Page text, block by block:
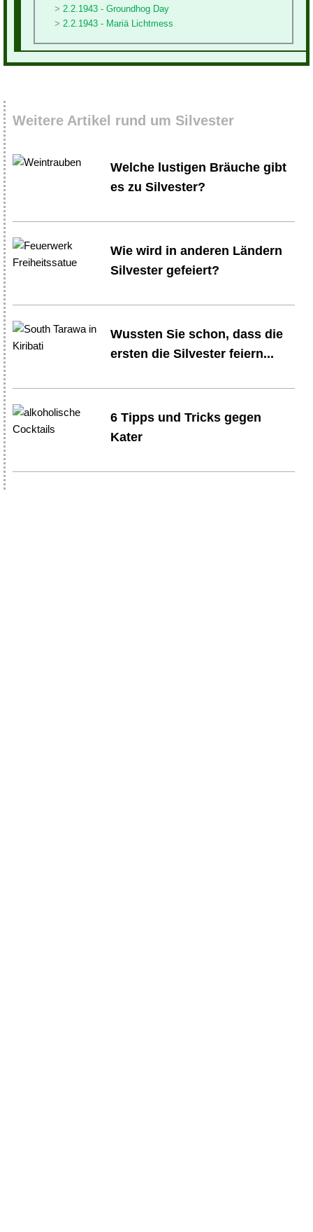
2.2.1943 - Groundhog Day
2.2.1943 - Mariä Lichtmess
Weitere Artikel rund um Silvester
Welche lustigen Bräuche gibt
es zu Silvester?
Wie wird in anderen Ländern
Silvester gefeiert?
Wussten Sie schon, dass die
ersten die Silvester feiern...
6 Tipps und Tricks gegen
Kater